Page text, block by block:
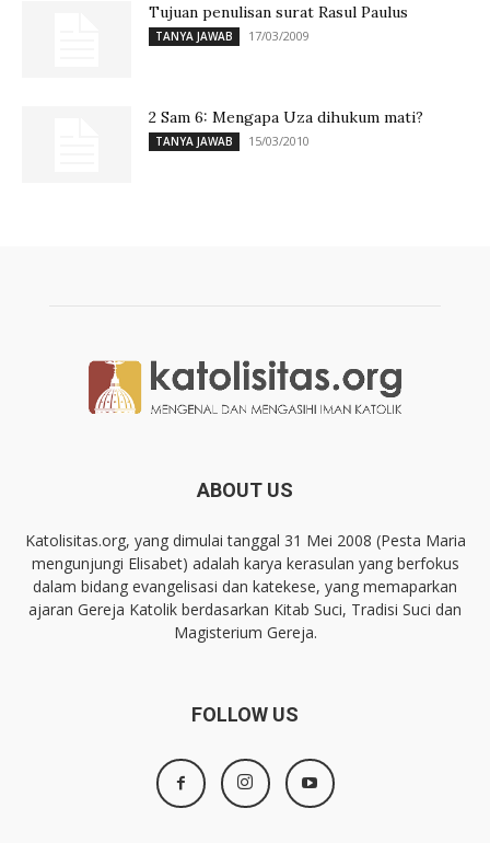
Tujuan penulisan surat Rasul Paulus
TANYA JAWAB 17/03/2009
2 Sam 6: Mengapa Uza dihukum mati?
TANYA JAWAB 15/03/2010
ABOUT US
Katolisitas.org, yang dimulai tanggal 31 Mei 2008 (Pesta Maria
mengunjungi Elisabet) adalah karya kerasulan yang berfokus
dalam bidang evangelisasi dan katekese, yang memaparkan
ajaran Gereja Katolik berdasarkan Kitab Suci, Tradisi Suci dan
Magisterium Gereja.
FOLLOW US